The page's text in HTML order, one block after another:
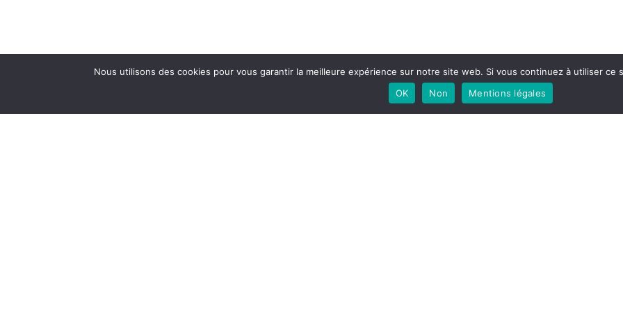
Nous utilisons des cookies pour vous garantir la meilleure expérience sur notre site web. Si vous continuez à utiliser
OK
Non Mentions légales